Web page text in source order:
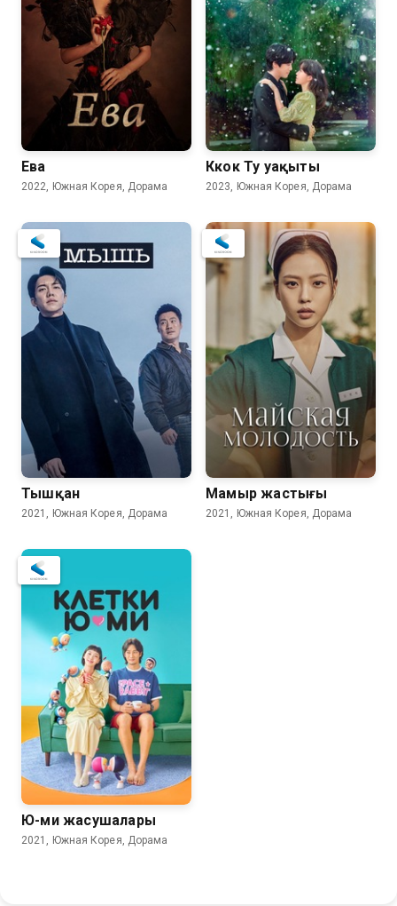
Ева
2022, Южная Корея, Дорама
Ккок Ту уақыты
2023, Южная Корея, Дорама
Тышқан
2021, Южная Корея, Дорама
Мамыр жастығы
2021, Южная Корея, Дорама
Ю-ми жасушалары
2021, Южная Корея, Дорама